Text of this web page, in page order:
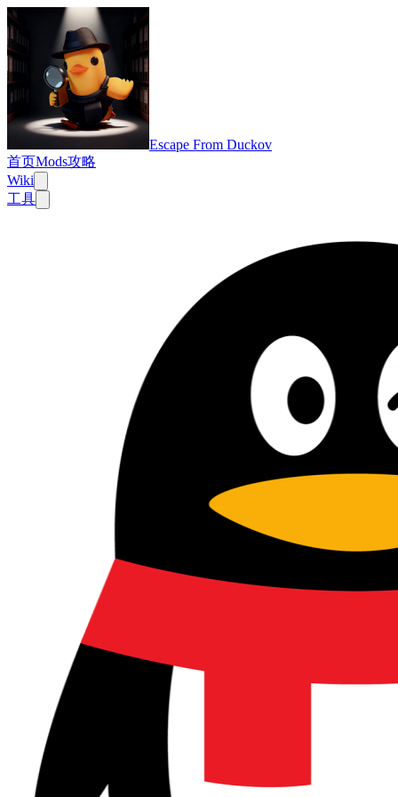
Escape From Duckov
首页Mods攻略
Wiki
工具